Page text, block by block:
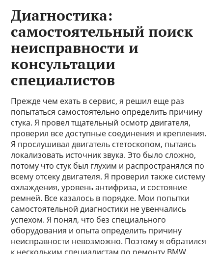
Диагностика:
самостоятельный поиск
неисправности и
консультации
специалистов
Прежде чем ехать в сервис, я решил еще раз
попытаться самостоятельно определить причину
стука. Я провел тщательный осмотр двигателя,
проверил все доступные соединения и крепления.
Я прослушивал двигатель стетоскопом, пытаясь
локализовать источник звука. Это было сложно,
потому что стук был глухим и распространялся по
всему отсеку двигателя. Я проверил также систему
охлаждения, уровень антифриза, и состояние
ремней. Все казалось в порядке. Мои попытки
самостоятельной диагностики не увенчались
успехом. Я понял, что без специального
оборудования и опыта определить причину
неисправности невозможно. Поэтому я обратился